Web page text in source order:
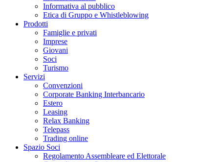
Informativa al pubblico
Etica di Gruppo e Whistleblowing
Prodotti
Famiglie e privati
Imprese
Giovani
Soci
Turismo
Servizi
Convenzioni
Corporate Banking Interbancario
Estero
Leasing
Relax Banking
Telepass
Trading online
Spazio Soci
Regolamento Assembleare ed Elettorale